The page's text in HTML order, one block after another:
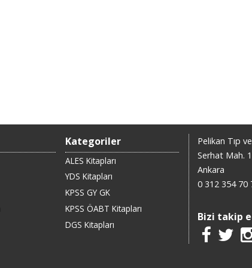
Kategoriler
ALES Kitapları
YDS Kitapları
KPSS GY GK
KPSS ÖABT Kitapları
DGS Kitapları
Pelikan Tıp
Serhat Mah.
Ankara
0 312 354 70
Bizi takip